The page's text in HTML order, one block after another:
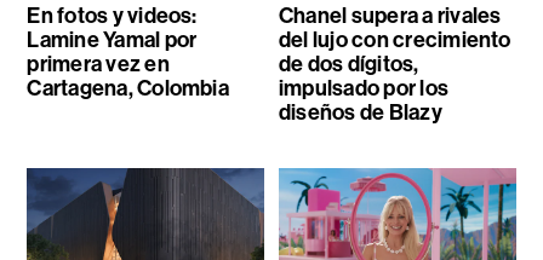
En fotos y videos:
Lamine Yamal por
primera vez en
Cartagena, Colombia
Chanel supera a rivales
del lujo con crecimiento
de dos dígitos,
impulsado por los
diseños de Blazy